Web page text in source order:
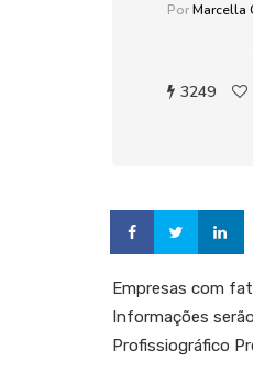
PorMarcella
3249
Empresas com
Informações
Profissiográfico